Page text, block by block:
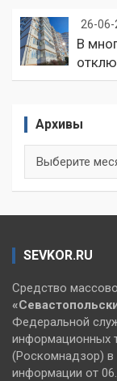
26-06-
В
Архивы
SEVKOR.RU
Средство
Федеральной
информационных
(Роскомнадзор) в
информации от